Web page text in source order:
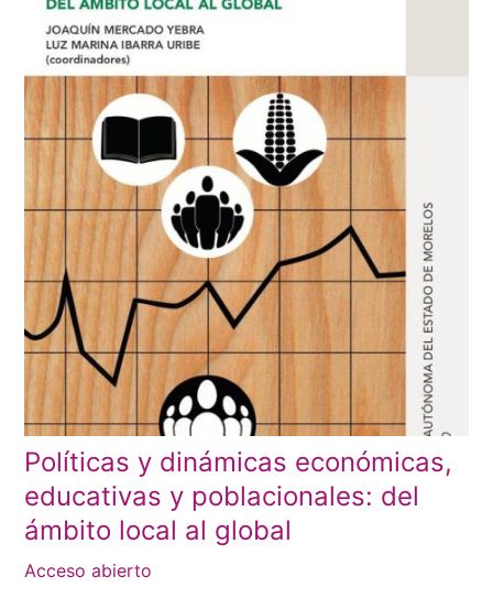
Políticas y dinámicas económicas,
educativas y poblacionales: del
ámbito local al global
Acceso abierto